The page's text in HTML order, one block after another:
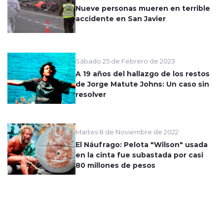
Nueve personas mueren en terrible
accidente en San Javier
Sábado 25 de Febrero de 2023
A 19 años del hallazgo de los restos
de Jorge Matute Johns: Un caso sin
resolver
Martes 8 de Noviembre de 2022
El Náufrago: Pelota "Wilson" usada
en la cinta fue subastada por casi
80 millones de pesos